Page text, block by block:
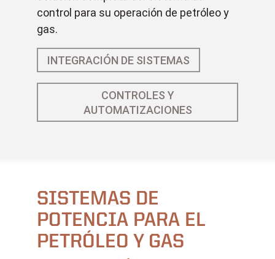
control para su operación de petróleo y
gas.
INTEGRACIÓN DE SISTEMAS
CONTROLES Y
AUTOMATIZACIONES
SISTEMAS DE
POTENCIA PARA EL
PETRÓLEO Y GAS